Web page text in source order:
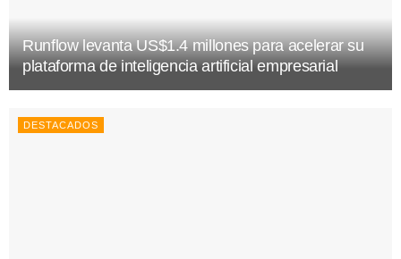
Runflow levanta US$1.4 millones para acelerar su
plataforma de inteligencia artificial empresarial
DESTACADOS